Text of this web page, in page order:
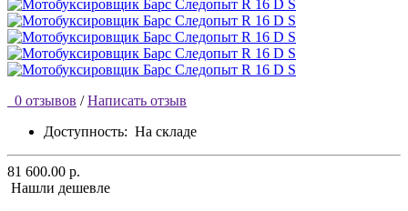
0 отзывов / Написать отзыв
Доступность: На складе
81 600.00 р.
Нашли дешевле